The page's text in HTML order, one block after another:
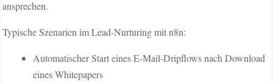
ansprechen.
Typische Szenarien im Lead-Nurturing mit n8n:
Automatischer Start eines E-Mail-Dripflows nach Download
eines Whitepapers